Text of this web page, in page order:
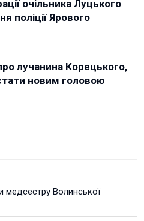
очільника Луцького
поліції Ярового
лучанина Корецького,
новим головою
медсестру Волинської